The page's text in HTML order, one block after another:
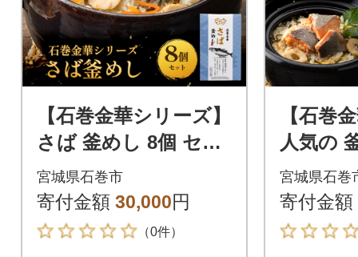
【石巻金華シリーズ】
さば 釜めし 8個 セッ
ト 宮城県 石巻 サバ
釜飯 本格 贅沢 鯖 釜飯
の素
宮城県石巻市
寄付金額 30,000円
（0件）
【石巻
人気の
ット タ
ほや 宮
の素
宮城県石巻
寄付金額